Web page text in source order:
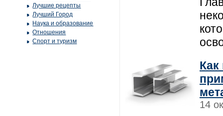
Лучшие рецепты
Лучший Город
Наука и образование
Отношения
Спорт и туризм
Как
14